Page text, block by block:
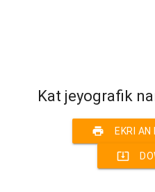
Kat jeyografik
print EKRI
system_update_alt